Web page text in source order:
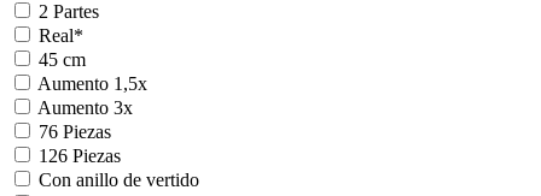
2 Partes
Real*
45 cm
Aumento 1,5x
Aumento 3x
76 Piezas
126 Piezas
Con anillo de vertido